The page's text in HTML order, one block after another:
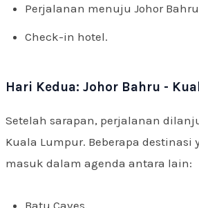
Perjalanan menuju Johor
Check-in hotel.
Hari Kedua: Johor Bahru -
Setelah sarapan, perjalanan
Kuala Lumpur. Beberapa destinasi
masuk dalam agenda antara lain:
Batu Caves.